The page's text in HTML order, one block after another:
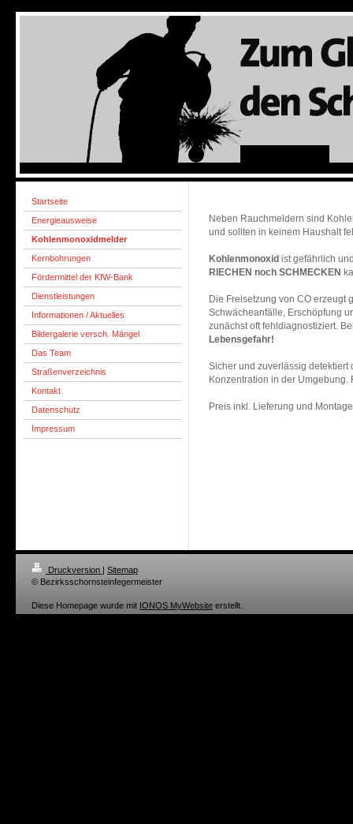
Startseite
Energieausweise
Kohlenmonoxidmelder
Kernbohrungen
Fördermittel der KfW-Bank
Dienstleistungen
Informationen / Aktuelles
Bildergalerie versch. Mängel
Das Team
Straßenverzeichnis
Kontakt
Datenschutz
Impressum
Neben Rauchmeldern sind
und sollten in keinem Haushalt
Kohlenmonoxid ist gefährlich
RIECHEN noch SCHMECKEN
Die Freisetzung von CO erzeugt
Schwächeanfälle, Erschöpfung
zunächst oft fehldiagnostiziert.
Lebensgefahr!
Sicher und zuverlässig detektiert
Konzentration in der Umgebung.
Preis inkl. Lieferung und
Druckversion | Sitemap
© Bezirksschornsteinfegermeister
Diese Homepage wurde mit IONOS MyWebsite erstellt.